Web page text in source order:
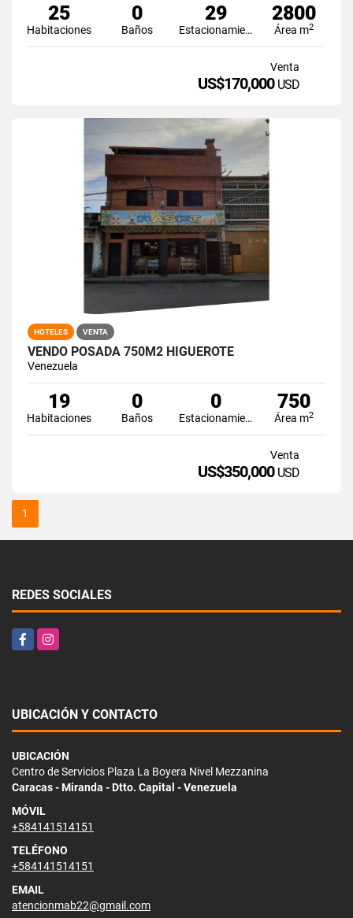
25
Habitaciones
0
Baños
29
Estacionamiento
2800
Área m2
Venta
US$170,000 USD
HOTELES VENTA
VENDO POSADA 750M2 HIGUEROTE
Venezuela
19
Habitaciones
0
Baños
0
Estacionamiento
750
Área m2
Venta
US$350,000 USD
1
REDES SOCIALES
FacebookInstagram
UBICACIÓN Y CONTACTO
UBICACIÓN
Centro de Servicios Plaza La Boyera Nivel Mezzanina
Caracas - Miranda - Dtto. Capital - Venezuela
MÓVIL
+584141514151
TELÉFONO
+584141514151
EMAIL
atencionmab22@gmail.com